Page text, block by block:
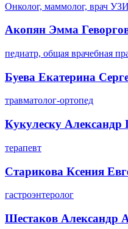
Онколог, маммолог, врач УЗИ
Акопян Эмма
педиатр, общая врачебная
Буева Екатерина
травматолог-ортопед
Кукулеску Александр
терапевт
Старикова Ксения
гастроэнтеролог
Шестаков Александр